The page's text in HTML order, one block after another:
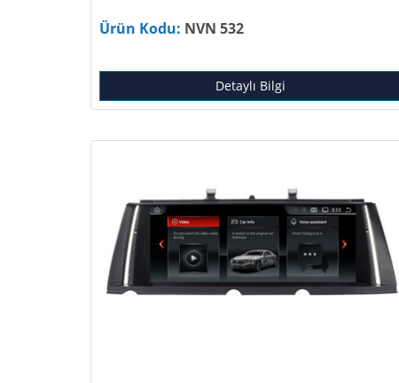
Ürün Kodu: NVN 532
Detaylı Bilgi